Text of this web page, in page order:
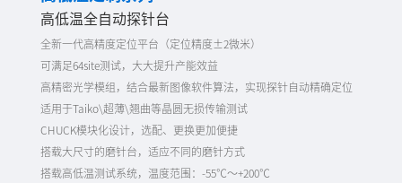
高低温全自动探针台
全新一代高精度定位平台（定位精度±2微米）
可满足64site测试，大大提升产能效益
高精密光学模组，结合最新图像软件算法，实现探针自动精确定位
适用于Taiko\超薄\翘曲等晶圆无损传输测试
CHUCK模块化设计，选配、更换更加便捷
搭载大尺寸的磨针台，适应不同的磨针方式
搭载高低温测试系统，温度范围：-55℃～+200℃